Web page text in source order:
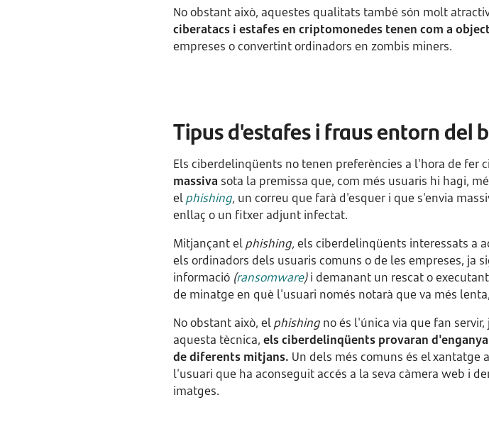
No obstant això, aquestes qualitats també són molt
ciberatacs i estafes en criptomonedes tenen com a
empreses o convertint ordinadors en zombis miners.
Tipus d'estafes i fraus entorn del
Els ciberdelinqüents no tenen preferències a l'hora de fer
massiva sota la premissa que, com més usuaris hi hagi,
elphishing, un correu que farà d'esquer i que s'envia
enllaç o un fitxer adjunt infectat.
Mitjançant elphishing,els ciberdelinqüents interessats a
els ordinadors dels usuaris comuns o de les empreses, ja
informació (ransomware)i demanant un rescat o
de minatge en què l'usuari només notarà que va més
No obstant això, elphishing no és l'única via que fan servir,
aquesta tècnica, els ciberdelinqüents provaran
de diferents mitjans. Un dels més comuns és el xantatge
l'usuari que ha aconseguit accés a la seva càmera web i
imatges.